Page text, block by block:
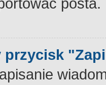
przycisk